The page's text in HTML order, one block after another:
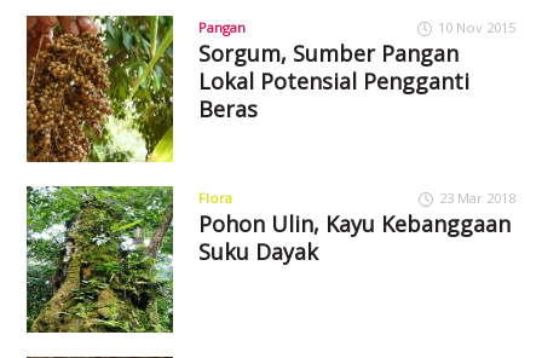
Pangan 10 Nov 2015
Sorgum, Sumber Pangan
Lokal Potensial Pengganti
Beras
Flora 23 Mar 2018
Pohon Ulin, Kayu Kebanggaan
Suku Dayak